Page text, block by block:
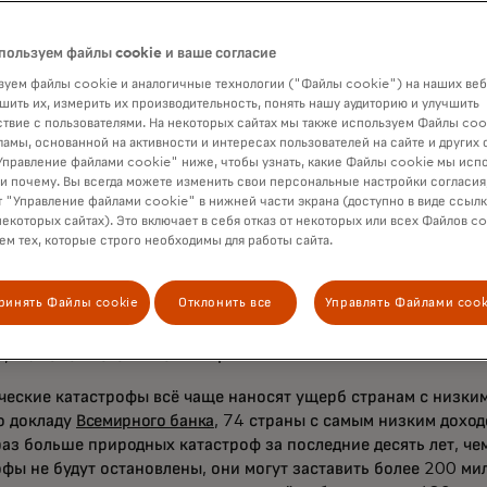
—
International, направленного на посадку более 400
лесов Палавана, уничтоженных супертайфуном
глобальной кампании Бесценной планеты Коалиции,
с Conservation International и Институтом мировых
100 миллионов деревьев по всему миру.
выходят за рамки поглощения углерода — они
возможностей для женщин в регионе, позволяя им
Гумосан — одна из многих местных женщин и членов
строительство, обслуживание питомников и
мы просто полагаемся на то, что даёт земля. Вот и всё," —
возможность работать с проектом Conservation
Божьей благодати наша жизнь улучшилась, потому что
являемся источником пищи.»
катастрофы всё чаще наносят ущерб странам с
докладу Всемирного банка, 74 страны с самым низким
больше природных катастроф за последние десять лет,
не будут остановлены, они могут заставить более 200
файлы cookie и ваше согласие
файлы cookie и аналогичные технологии ("Файлы cookie") на наших
их, измерить их производительность, понять нашу аудиторию и улучшить
с пользователями. На некоторых сайтах мы также используем Файлы
основанной на активности и интересах пользователей на сайте и других
файлами cookie" ниже, чтобы узнать, какие Файлы cookie мы
почему. Вы всегда можете изменить свои персональные настройки
"Управление файлами cookie" в нижней части экрана (доступно в виде
сайтах). Это включает в себя отказ от некоторых или всех Файлов
тех, которые строго необходимы для работы сайта.
Файлы cookie Отклонить все Управлять Файлами